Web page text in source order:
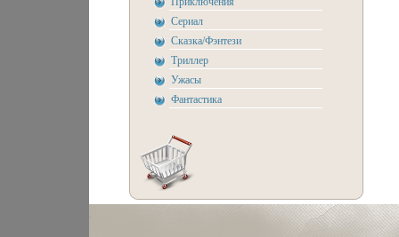
Сериал
Сказка/Фэнтези
Триллер
Ужасы
Фантастика